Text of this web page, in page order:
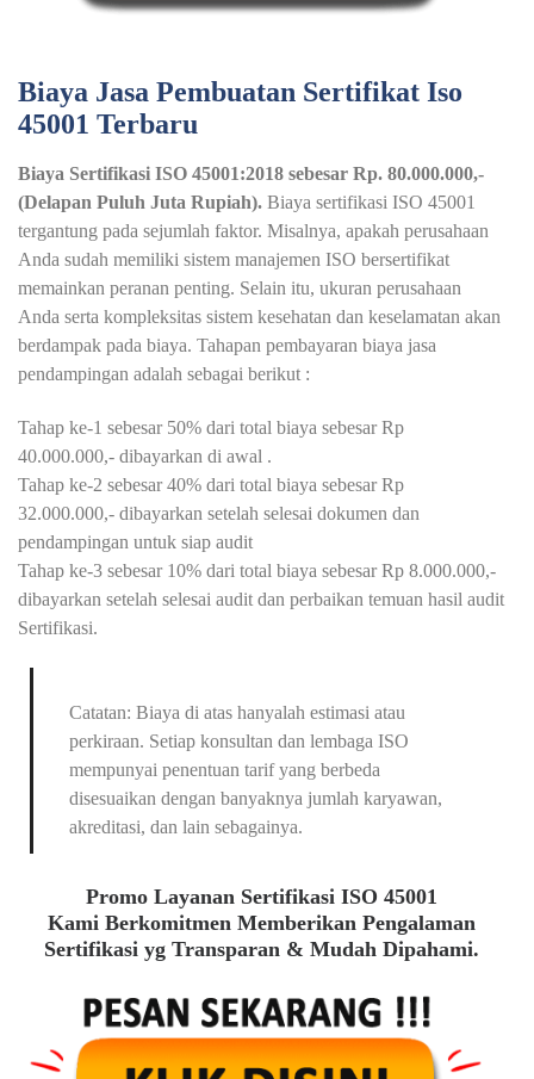
Biaya Jasa Pembuatan Sertifikat Iso
45001 Terbaru
Biaya Sertifikasi ISO 45001:2018 sebesar Rp. 80.000.000,-
(Delapan Puluh Juta Rupiah). Biaya sertifikasi ISO 45001
tergantung pada sejumlah faktor. Misalnya, apakah perusahaan
Anda sudah memiliki sistem manajemen ISO bersertifikat
memainkan peranan penting. Selain itu, ukuran perusahaan
Anda serta kompleksitas sistem kesehatan dan keselamatan akan
berdampak pada biaya. Tahapan pembayaran biaya jasa
pendampingan adalah sebagai berikut :
Tahap ke-1 sebesar 50% dari total biaya sebesar Rp
40.000.000,- dibayarkan di awal .
Tahap ke-2 sebesar 40% dari total biaya sebesar Rp
32.000.000,- dibayarkan setelah selesai dokumen dan
pendampingan untuk siap audit
Tahap ke-3 sebesar 10% dari total biaya sebesar Rp 8.000.000,-
dibayarkan setelah selesai audit dan perbaikan temuan hasil audit
Sertifikasi.
Catatan: Biaya di atas hanyalah estimasi atau
perkiraan. Setiap konsultan dan lembaga ISO
mempunyai penentuan tarif yang berbeda
disesuaikan dengan banyaknya jumlah karyawan,
akreditasi, dan lain sebagainya.
Promo Layanan Sertifikasi ISO 45001
Kami Berkomitmen Memberikan Pengalaman
Sertifikasi yg Transparan & Mudah Dipahami.